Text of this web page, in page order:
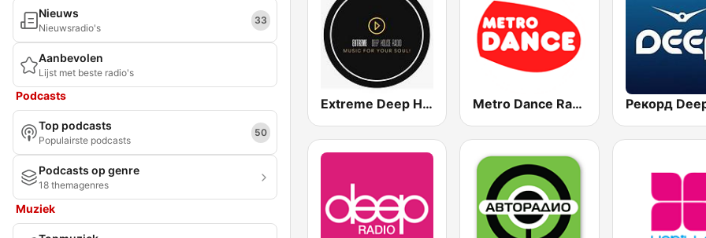
Nieuws
Nieuwsradio's
33
Aanbevolen
Lijst met beste radio's
Podcasts
Top podcasts
Populairste podcasts
50
Podcasts op genre
18 themagenres
Muziek
Extreme Deep House Radio Metro Dance Radio